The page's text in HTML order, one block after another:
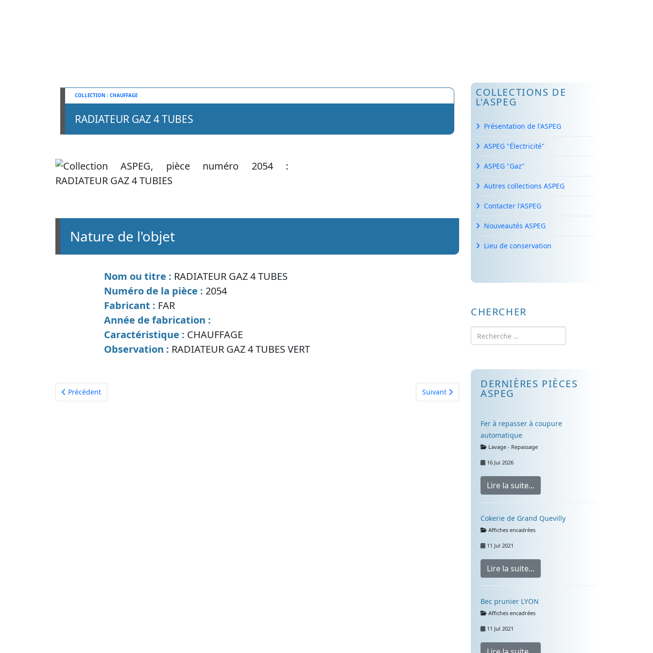
CHAUFFAGE
RADIATEUR GAZ 4 TUBES
nature de l'objet
Nom ou titre : RADIATEUR GAZ 4 TUBES
Numéro de la pièce : 2054
Fabricant : FAR
Année de fabrication :
Caractéristique : CHAUFFAGE
Observation : RADIATEUR GAZ 4 TUBES VERT
Article précédent : radiateur gaz "le merveilleux " Bte SGDG
Précédent Article suivant : radiateur emaille gris
Suivant
COLLECTIONS DE
L'ASPEG
Présentation de l'ASPEG
ASPEG "Électricité"
ASPEG "Gaz"
Autres collections ASPEG
Contacter l'ASPEG
Nouveautés ASPEG
Lieu de conservation
CHERCHER
Rechercher
DERNIÈRES PIÈCES
ASPEG
Fer à repasser à coupure
automatique
Détails
Lavage - Repassage
16 Jui 2026
Lire la suite...
Cokerie de Grand Quevilly
Détails
Affiches encadrées
11 Jul 2021
Lire la suite...
Bec prunier LYON
Détails
Affiches encadrées
11 Jul 2021